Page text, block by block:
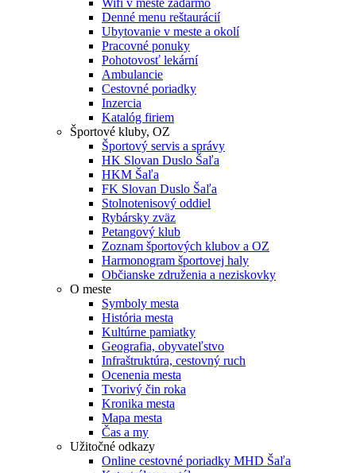
Wifi v meste zadarmo
Denné menu reštaurácií
Ubytovanie v meste a okolí
Pracovné ponuky
Pohotovosť lekární
Ambulancie
Cestovné poriadky
Inzercia
Katalóg firiem
Športové kluby, OZ
Športový servis a správy
HK Slovan Duslo Šaľa
HKM Šaľa
FK Slovan Duslo Šaľa
Stolnotenisový oddiel
Rybársky zväz
Petangový klub
Zoznam športových klubov a OZ
Harmonogram športovej haly
Občianske združenia a neziskovky
O meste
Symboly mesta
História mesta
Kultúrne pamiatky
Geografia, obyvateľstvo
Infraštruktúra, cestovný ruch
Ocenenia mesta
Tvorivý čin roka
Kronika mesta
Mapa mesta
Čas a my
Užitočné odkazy
Online cestovné poriadky MHD Šaľa